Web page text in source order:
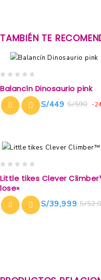
TAMBIÉN TE
out
of
5
Balancín Dinosaurio pink
S/590
S/449 -
out
of
5
Little tikes Clever
lose»
S/
S/39,999